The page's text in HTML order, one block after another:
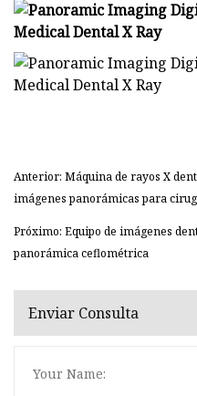
Anterior: Máquina de rayos X
imágenes panorámicas para
Próximo: Equipo de imágenes
panorámica ceflométrica
Enviar Consulta